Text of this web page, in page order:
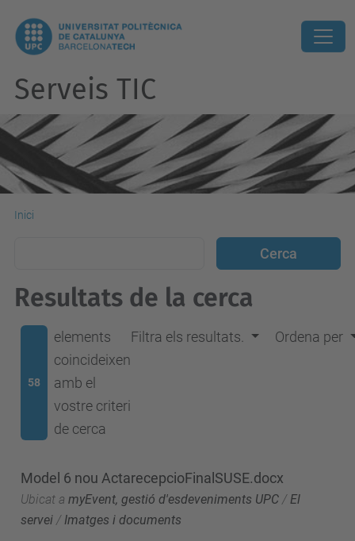
Serveis TIC
Inici
Resultats de la cerca
58
elements
coincideixen
amb el
vostre criteri
de cerca
Filtra els resultats. Ordena per
Model 6 nou ActarecepcioFinalSUSE.docx
Ubicat a myEvent, gestió d'esdeveniments UPC / El
servei / Imatges i documents